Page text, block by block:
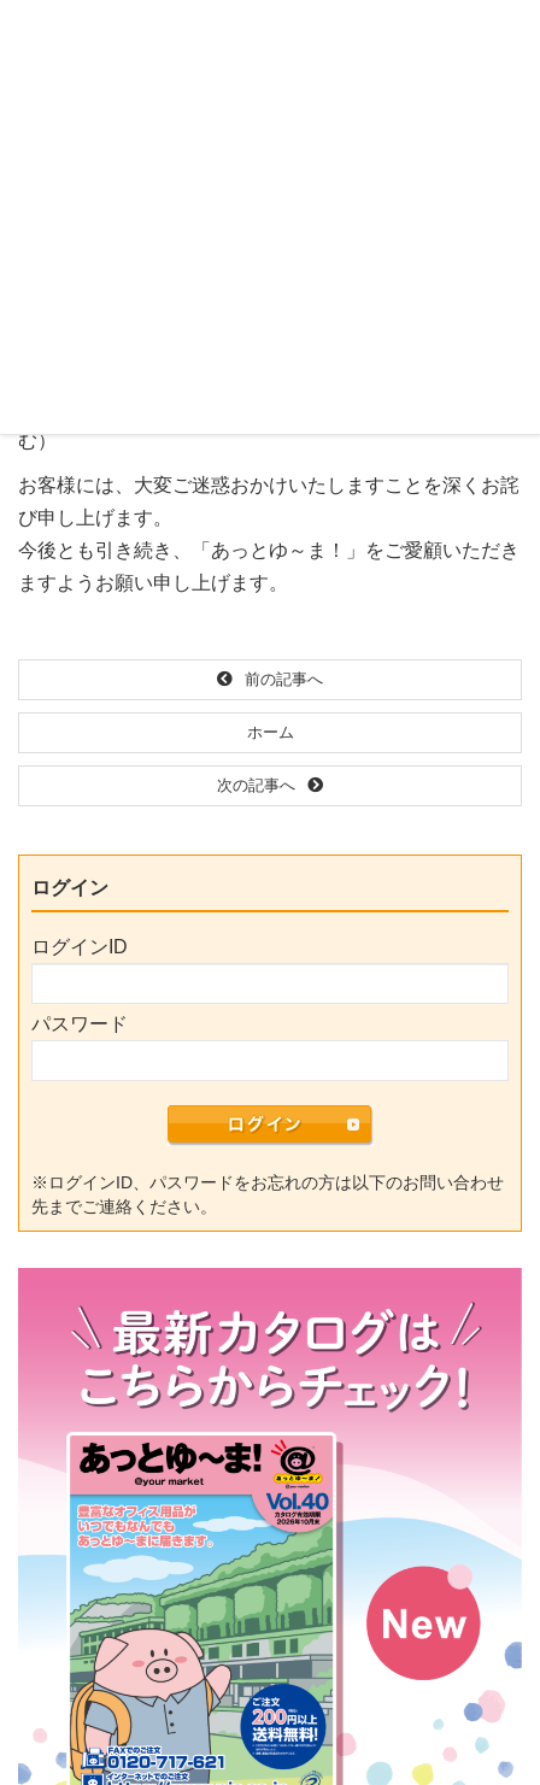
む）
お客様には、大変ご迷惑おかけいたしますことを深くお詫
び申し上げます。
今後とも引き続き、「あっとゆ～ま！」をご愛顧いただき
ますようお願い申し上げます。
前の記事へ
ホーム
次の記事へ
ログイン
ログインID
パスワード
※ログインID、パスワードをお忘れの方は以下のお問い合わせ
先までご連絡ください。